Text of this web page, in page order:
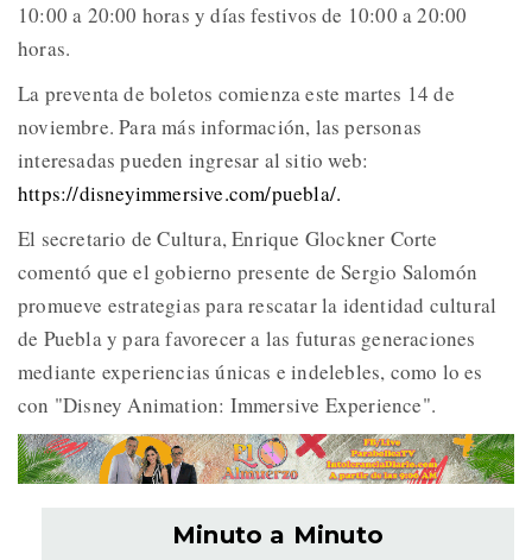
10:00 a 20:00 horas y días festivos de 10:00 a 20:00
horas.
La preventa de boletos comienza este martes 14 de
noviembre. Para más información, las personas
interesadas pueden ingresar al sitio web:
https://disneyimmersive.com/puebla/.
El secretario de Cultura, Enrique Glockner Corte
comentó que el gobierno presente de Sergio Salomón
promueve estrategias para rescatar la identidad cultural
de Puebla y para favorecer a las futuras generaciones
mediante experiencias únicas e indelebles, como lo es
con "Disney Animation: Immersive Experience".
Minuto a Minuto